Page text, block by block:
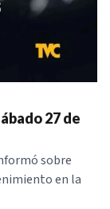
27 de
sobre
en la